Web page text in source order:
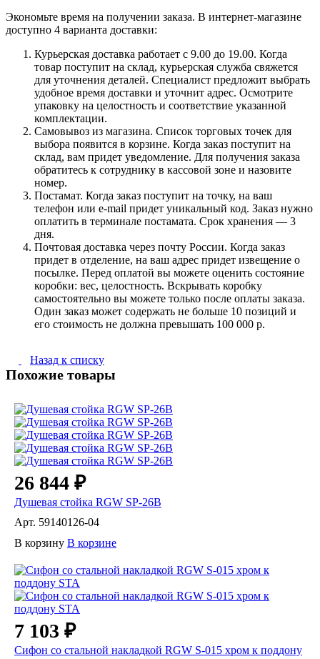
Экономьте время на получении заказа. В интернет-магазине
доступно 4 варианта доставки:
Курьерская доставка работает с 9.00 до 19.00. Когда
товар поступит на склад, курьерская служба свяжется
для уточнения деталей. Специалист предложит выбрать
удобное время доставки и уточнит адрес. Осмотрите
упаковку на целостность и соответствие указанной
комплектации.
Самовывоз из магазина. Список торговых точек для
выбора появится в корзине. Когда заказ поступит на
склад, вам придет уведомление. Для получения заказа
обратитесь к сотруднику в кассовой зоне и назовите
номер.
Постамат. Когда заказ поступит на точку, на ваш
телефон или e-mail придет уникальный код. Заказ нужно
оплатить в терминале постамата. Срок хранения — 3
дня.
Почтовая доставка через почту России. Когда заказ
придет в отделение, на ваш адрес придет извещение о
посылке. Перед оплатой вы можете оценить состояние
коробки: вес, целостность. Вскрывать коробку
самостоятельно вы можете только после оплаты заказа.
Один заказ может содержать не больше 10 позиций и
его стоимость не должна превышать 100 000 р.
Назад к списку
Похожие товары
26 844 ₽
Душевая стойка RGW SP-26B
Арт. 59140126-04
В корзину В корзине
7 103 ₽
Сифон со стальной накладкой RGW S-015 хром к поддону